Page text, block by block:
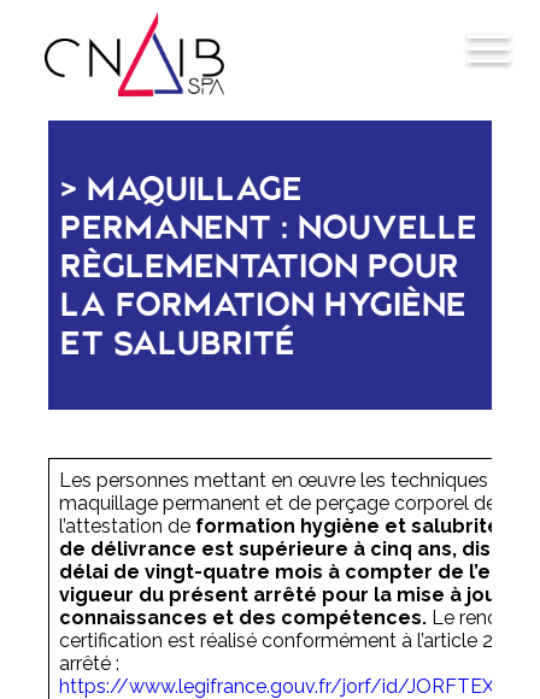
MAQUILLAGE
PERMANENT : NOUVELLE
RÈGLEMENTATION POUR
LA FORMATION HYGIÈNE
ET SALUBRITÉ
Les personnes mettant en œuvre les techniques de
maquillage permanent et de perçage corporel
l’attestation de formation hygiène et salubrité,
de délivrance est supérieure à cinq ans,
délai de vingt-quatre mois à compter de
vigueur du présent arrêté pour la mise à jour
connaissances et des compétences. Le
certification est réalisé conformément à l’article 2 du
arrêté :
https://www.legifrance.gouv.fr/jorf/id/